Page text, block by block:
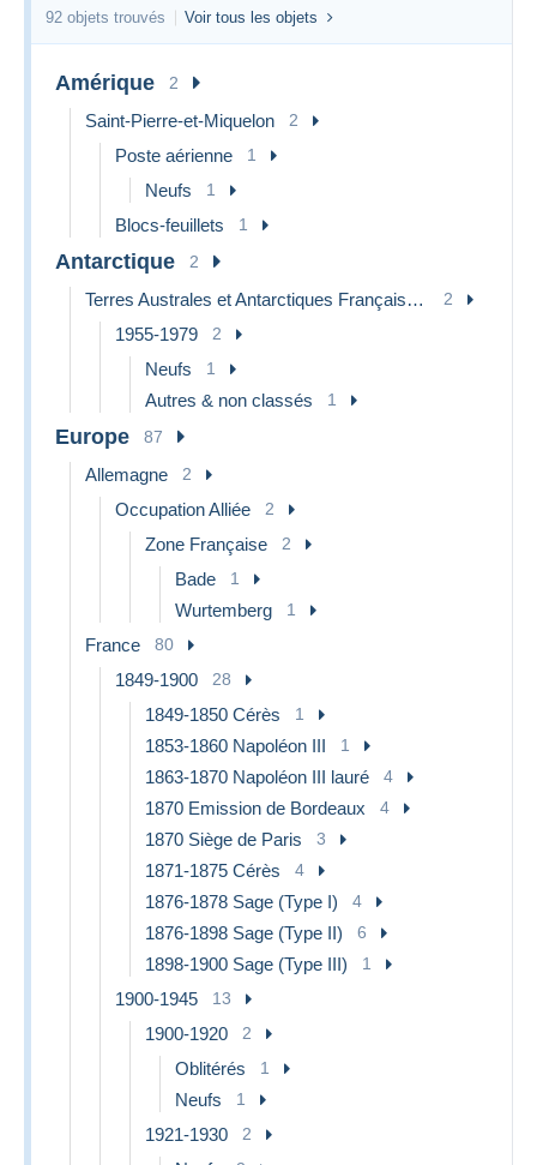
92 objets trouvés Voir tous les objets
Amérique 2
Saint-Pierre-et-Miquelon 2
Poste aérienne 1
Neufs 1
Blocs-feuillets 1
Antarctique 2
Terres Australes et Antarctiques Françaises (TAAF) 2
1955-1979 2
Neufs 1
Autres & non classés 1
Europe 87
Allemagne 2
Occupation Alliée 2
Zone Française 2
Bade 1
Wurtemberg 1
France 80
1849-1900 28
1849-1850 Cérès 1
1853-1860 Napoléon III 1
1863-1870 Napoléon III lauré 4
1870 Emission de Bordeaux 4
1870 Siège de Paris 3
1871-1875 Cérès 4
1876-1878 Sage (Type I) 4
1876-1898 Sage (Type II) 6
1898-1900 Sage (Type III) 1
1900-1945 13
1900-1920 2
Oblitérés 1
Neufs 1
1921-1930 2